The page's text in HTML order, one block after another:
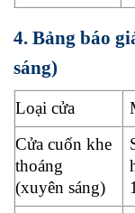
4. Bảng báo
sáng)
Loại cửa
Cửa cuốn khe
thoáng
(xuyên sáng)